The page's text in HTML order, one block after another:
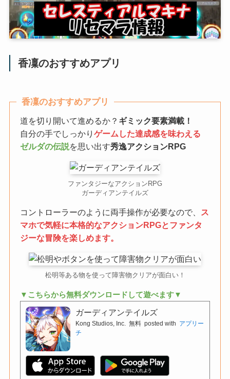
香凜のおすすめアプリ
香凜のおすすめアプリ
道を切り開いて進めるか？ ギミック要素満載！
自分の手でしっかりゲームした達成感を味わえる
ゼルダの伝説を思い出す秀逸アクションRPG
ファンタジーなアクションRPG
ガーディアンテイルズ
コントローラーのように両手操作が必要なので、
ス
マホで気軽に本格的なアクションRPGとファンタ
ジーな冒険を楽しめます。
松明等ある物を使って障害物クリアが面白い！
▼こちらから無料ダウンロードして遊べます▼
ガーディアンテイルズ
Kong Studios, Inc. 無料 posted with アプリー
チ